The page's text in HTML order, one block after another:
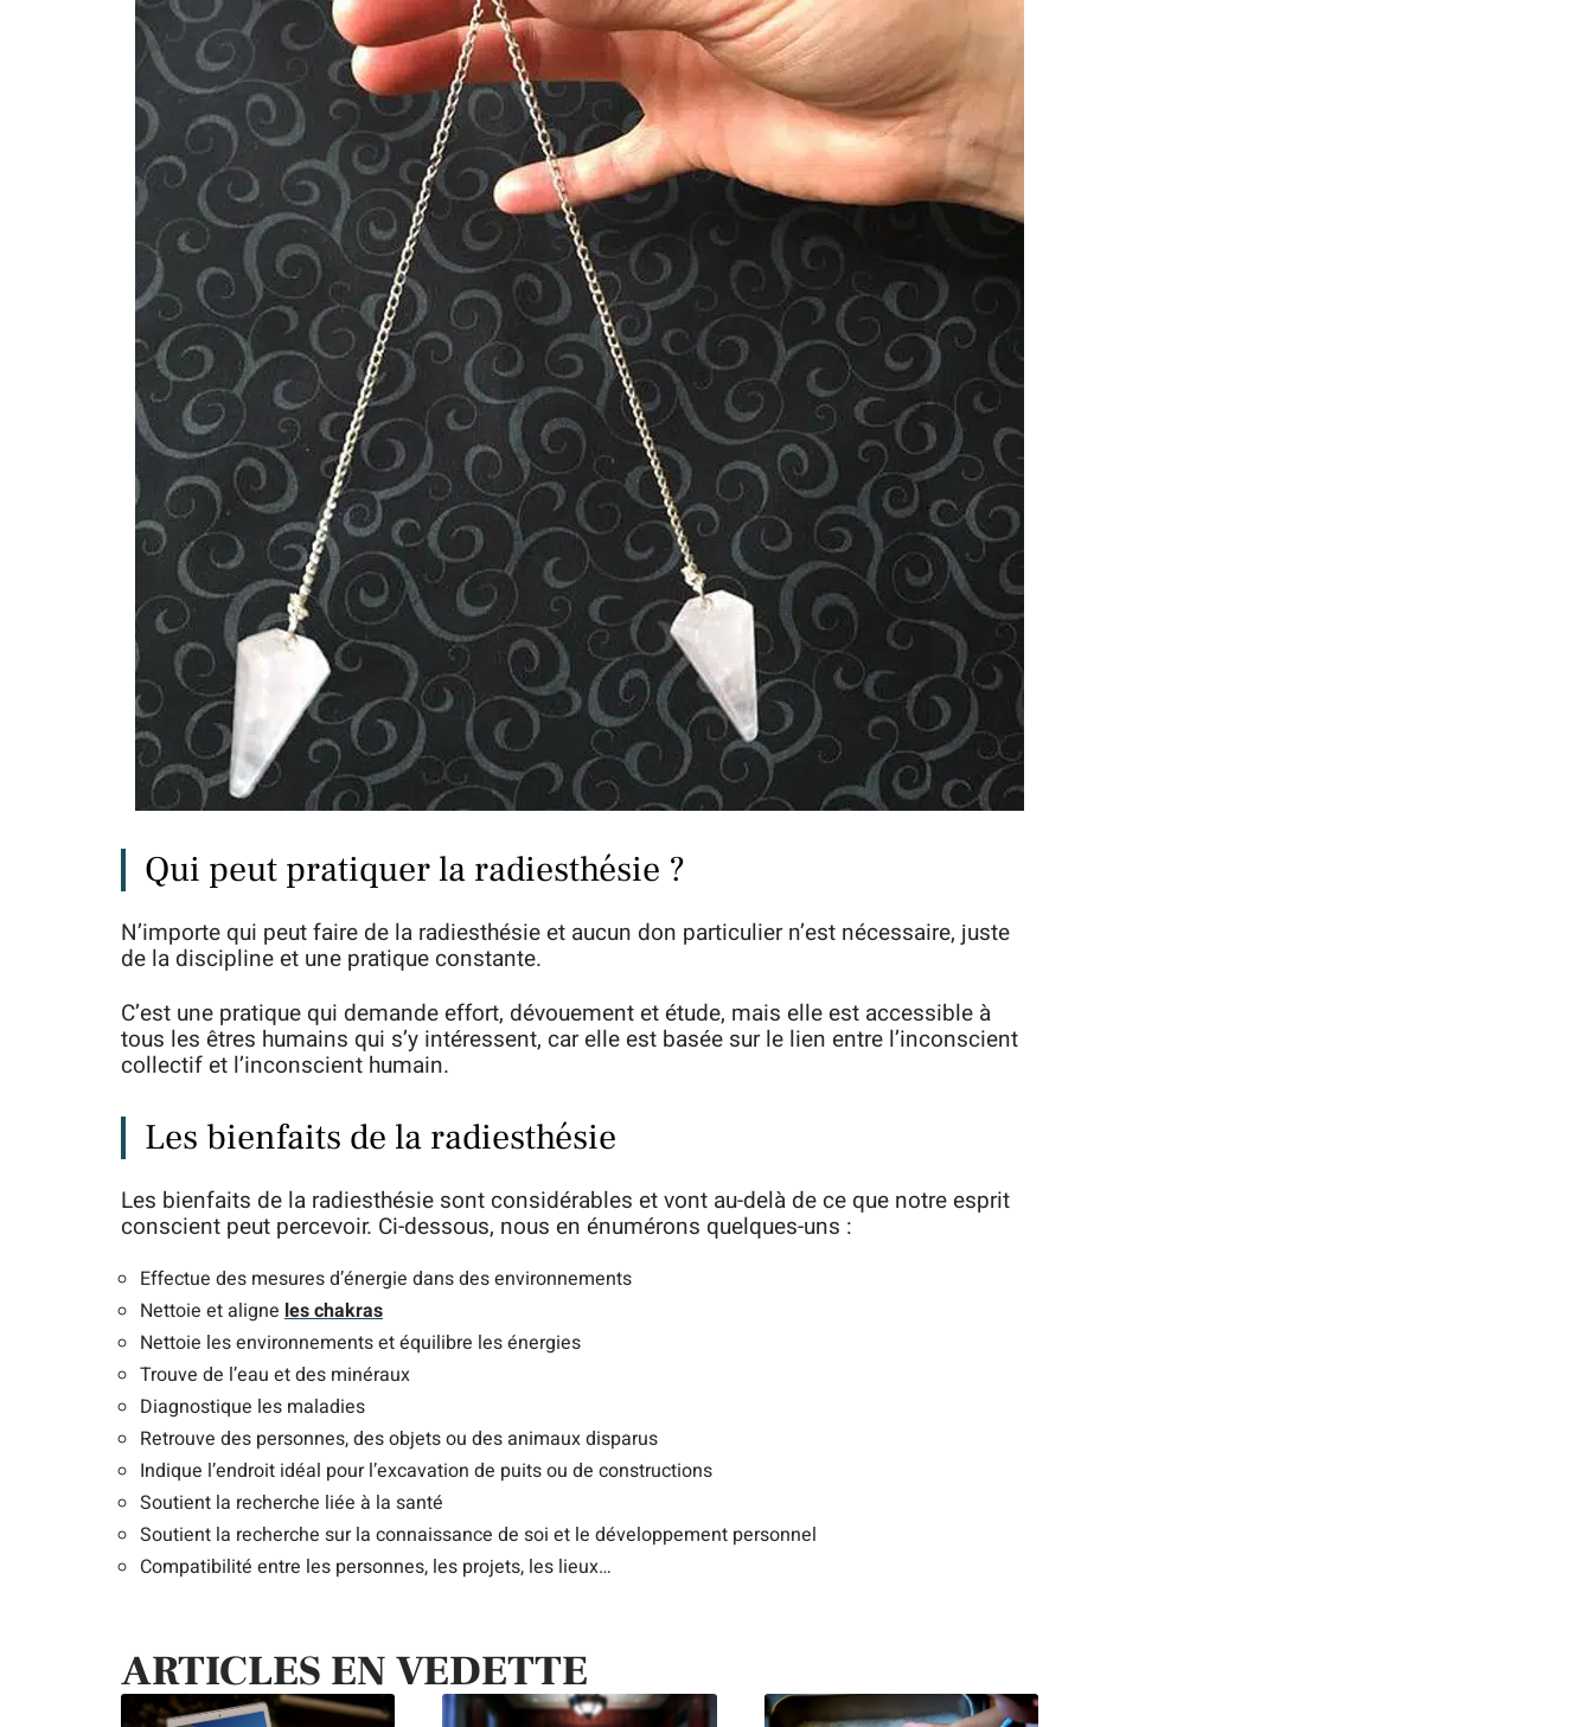
Qui peut pratiquer la radiesthésie ?
N’importe qui peut faire de la radiesthésie et aucun don particulier n’est nécessaire, juste
de la discipline et une pratique constante.
C’est une pratique qui demande effort, dévouement et étude, mais elle est accessible à
tous les êtres humains qui s’y intéressent, car elle est basée sur le lien entre l’inconscient
collectif et l’inconscient humain.
Les bienfaits de la radiesthésie
Les bienfaits de la radiesthésie sont considérables et vont au-delà de ce que notre esprit
conscient peut percevoir. Ci-dessous, nous en énumérons quelques-uns :
Effectue des mesures d’énergie dans des environnements
Nettoie et aligne les chakras
Nettoie les environnements et équilibre les énergies
Trouve de l’eau et des minéraux
Diagnostique les maladies
Retrouve des personnes, des objets ou des animaux disparus
Indique l’endroit idéal pour l’excavation de puits ou de constructions
Soutient la recherche liée à la santé
Soutient la recherche sur la connaissance de soi et le développement personnel
Compatibilité entre les personnes, les projets, les lieux…
ARTICLES EN VEDETTE